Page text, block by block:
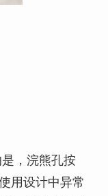
，浣熊孔按
用设计中异常